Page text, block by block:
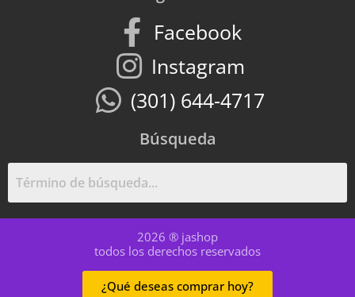
Facebook
Instagram
(301) 644-4717
Búsqueda
2026 ® jashop
todos los derechos reservados
¿Qué deseas comprar hoy?